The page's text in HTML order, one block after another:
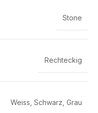
Stone
Rechteckig
Weiss Schwarz Grau